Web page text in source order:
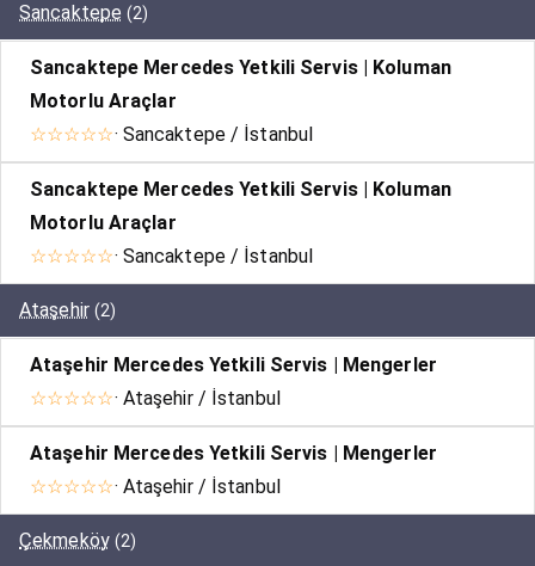
Sancaktepe (2)
Sancaktepe Mercedes Yetkili Servis | Koluman
Motorlu Araçlar
☆☆☆☆☆· Sancaktepe / İstanbul
Sancaktepe Mercedes Yetkili Servis | Koluman
Motorlu Araçlar
☆☆☆☆☆· Sancaktepe / İstanbul
Ataşehir (2)
Ataşehir Mercedes Yetkili Servis | Mengerler
☆☆☆☆☆· Ataşehir / İstanbul
Ataşehir Mercedes Yetkili Servis | Mengerler
☆☆☆☆☆· Ataşehir / İstanbul
Çekmeköy (2)